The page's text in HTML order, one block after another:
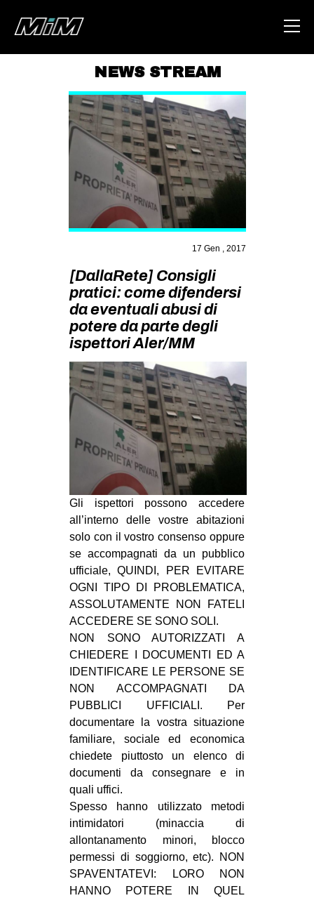
ABOUT
AREA
DEGENERAZIONE
GAZA FREESTYLE
CSOA LAMBRETTA
STUDENTI TSUNAMI
ZAM
MILANO
MOBILITAZIONI
SPAZI
SPORT POPOLARE
MOVIMENTI
AMBIENTE
ANTIFASCISMO
DIRITTO ALL’ABITARE
GENERI
MIGRAZIONI
PRECARIATO
REPRESSIONE
STUDENTI
CULTURE
ARTE
CINEMA
MUSICA
RECENSIONI
INTERNAZIONALE
AMERICHE
ESTREMO ORIENTE
EUROPA
NEWS STREAM
17 Gen , 2017
[DallaRete] Consigli
pratici: come difendersi
da eventuali abusi di
potere da parte degli
ispettori Aler/MM
Gli ispettori possono accedere
all’interno delle vostre abitazioni
solo con il vostro consenso oppure
se accompagnati da un pubblico
ufficiale, QUINDI, PER EVITARE
OGNI TIPO DI PROBLEMATICA,
ASSOLUTAMENTE NON FATELI
ACCEDERE SE SONO SOLI.
NON SONO AUTORIZZATI A
CHIEDERE I DOCUMENTI ED A
IDENTIFICARE LE PERSONE SE
NON ACCOMPAGNATI DA
PUBBLICI UFFICIALI. Per
documentare la vostra situazione
familiare, sociale ed economica
chiedete piuttosto un elenco di
documenti da consegnare e in
quali uffici.
Spesso hanno utilizzato metodi
intimidatori (minaccia di
allontanamento minori, blocco
permessi di soggiorno, etc). NON
SPAVENTATEVI: LORO NON
HANNO POTERE IN QUEL